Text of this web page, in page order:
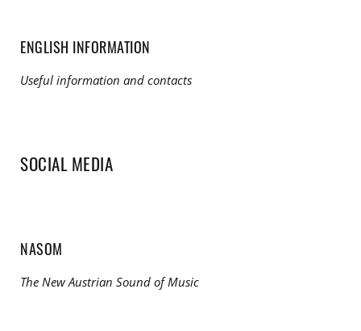
ENGLISH INFORMATION
Useful information and contacts
SOCIAL MEDIA
NASOM
The New Austrian Sound of Music